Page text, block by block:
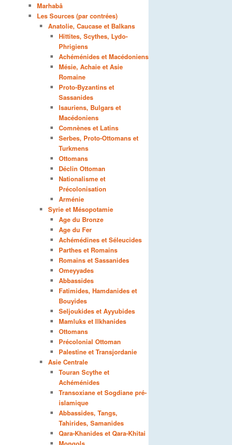
Marhabâ
Les Sources (par contrées)
Anatolie, Caucase et Balkans
Hittites, Scythes, Lydo-
Phrigiens
Achéménides et Macédoniens
Mésie, Achaie et Asie
Romaine
Proto-Byzantins et
Sassanides
Isauriens, Bulgars et
Macédoniens
Comnènes et Latins
Serbes, Proto-Ottomans et
Turkmens
Ottomans
Déclin Ottoman
Nationalisme et
Précolonisation
Arménie
Syrie et Mésopotamie
Age du Bronze
Age du Fer
Achémédines et Séleucides
Parthes et Romains
Romains et Sassanides
Omeyyades
Abbassides
Fatimides, Hamdanides et
Bouyides
Seljoukides et Ayyubides
Mamluks et Ilkhanides
Ottomans
Précolonial Ottoman
Palestine et Transjordanie
Asie Centrale
Touran Scythe et
Achéménides
Transoxiane et Sogdiane pré-
islamique
Abbassides, Tangs,
Tahirides, Samanides
Qara-Khanides et Qara-Khitai
Mongols